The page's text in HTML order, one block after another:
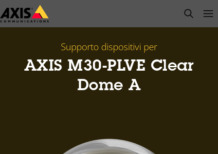
Salta
al
open
Supporto dispositivi per
AXIS M30-PLVE Clear
Dome A